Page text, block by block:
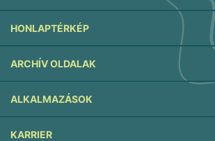
HONLAPTÉRKÉP
ARCHÍV OLDALAK
ALKALMAZÁSOK
KARRIER